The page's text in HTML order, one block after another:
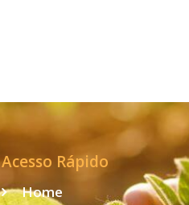
Acesso Rápido
Home